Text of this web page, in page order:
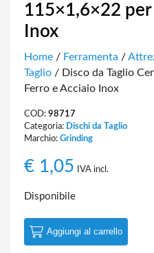
115×1,6×22
Inox
Home / Ferramenta /
Taglio / Disco da Taglio
Ferro e Acciaio Inox
COD: 98717
Categoria: Dischi da Taglio
Marchio: Grinding
€ 1,05 IVA incl.
Disponibile
Aggiungi al carrello